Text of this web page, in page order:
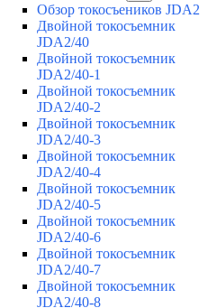
Обзор токосъеников JDA2
Двойной токосъемник
JDA2/40
Двойной токосъемник
JDA2/40-1
Двойной токосъемник
JDA2/40-2
Двойной токосъемник
JDA2/40-3
Двойной токосъемник
JDA2/40-4
Двойной токосъемник
JDA2/40-5
Двойной токосъемник
JDA2/40-6
Двойной токосъемник
JDA2/40-7
Двойной токосъемник
JDA2/40-8